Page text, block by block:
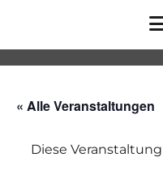
« Alle Veranstaltungen
Diese